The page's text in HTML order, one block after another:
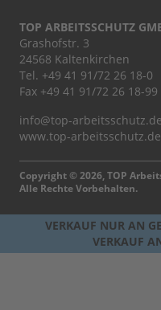
TOP ARBEITSSCHUTZ
Grashofstr. 3
24568 Kaltenkirchen
Tel. +49 41 91/72 26 18-0
Fax +49 41 91/72 26 18-99
info@top-arbeitsschutz.de
www.top-arbeitsschutz.de
Copyright © 2026, TOP
Alle Rechte Vorbehalten.
VERKAUF NUR AN
VERKAUF